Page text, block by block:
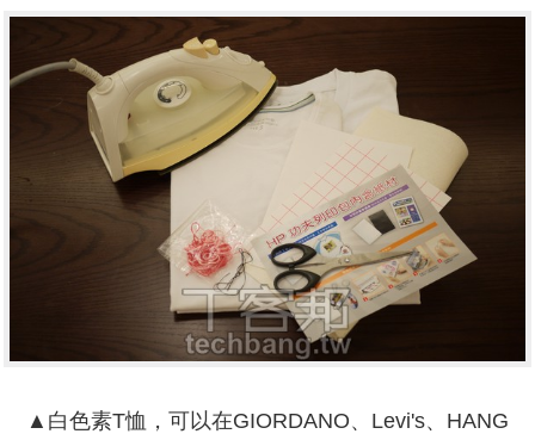
▲白色素T恤，可以在GIORDANO、Levi's、HANG